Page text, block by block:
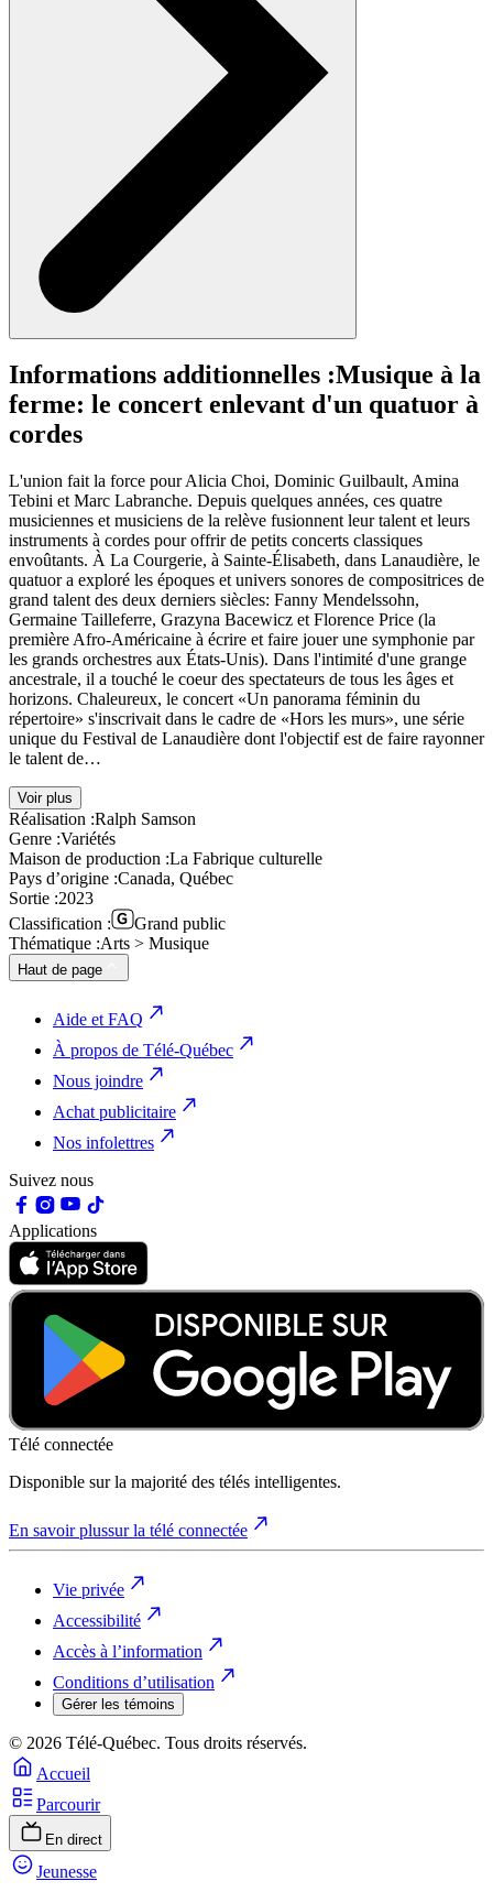
Informations additionnelles :Musique à la
ferme: le concert enlevant d'un quatuor à
cordes
L'union fait la force pour Alicia Choi, Dominic Guilbault, Amina
Tebini et Marc Labranche. Depuis quelques années, ces quatre
musiciennes et musiciens de la relève fusionnent leur talent et leurs
instruments à cordes pour offrir de petits concerts classiques
envoûtants. À La Courgerie, à Sainte-Élisabeth, dans Lanaudière, le
quatuor a exploré les époques et univers sonores de compositrices de
grand talent des deux derniers siècles: Fanny Mendelssohn,
Germaine Tailleferre, Grazyna Bacewicz et Florence Price (la
première Afro-Américaine à écrire et faire jouer une symphonie par
les grands orchestres aux États-Unis). Dans l'intimité d'une grange
ancestrale, il a touché le coeur des spectateurs de tous les âges et
horizons. Chaleureux, le concert «Un panorama féminin du
répertoire» s'inscrivait dans le cadre de «Hors les murs», une série
unique du Festival de Lanaudière dont l'objectif est de faire rayonner
le talent de…
Voir plus
Réalisation :Ralph Samson
Genre :Variétés
Maison de production :La Fabrique culturelle
Pays d’origine :Canada, Québec
Sortie :2023
Classification :
Grand public
Thématique :Arts > Musique
Haut de page
Aide et FAQ
À propos de Télé-Québec
Nous joindre
Achat publicitaire
Nos infolettres
Suivez nous
Applications
Télé connectée
Disponible sur la majorité des télés intelligentes.
En savoir plussur la télé connectée
Vie privée
Accessibilité
Accès à l’information
Conditions d’utilisation
Gérer les témoins
© 2026 Télé-Québec. Tous droits réservés.
Accueil
Parcourir
En direct
Jeunesse